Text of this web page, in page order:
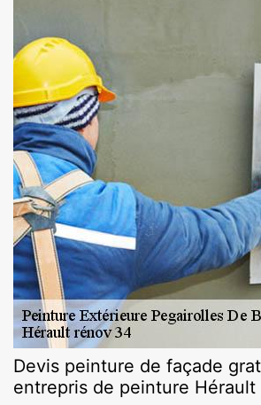
Devis peinture de façade
entrepris de peinture